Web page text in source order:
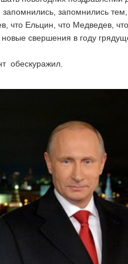
запомнились тем,
что Ельцин, что Медведев,
свершения в году
обескуражил.